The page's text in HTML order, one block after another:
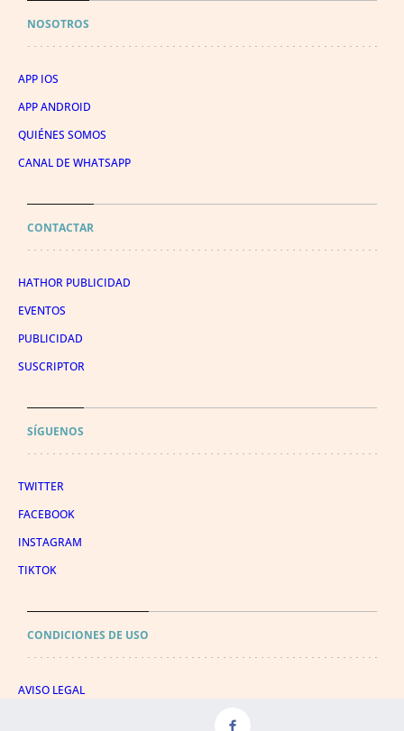
NOSOTROS
APP IOS
APP ANDROID
QUIÉNES SOMOS
CANAL DE WHATSAPP
CONTACTAR
HATHOR PUBLICIDAD
EVENTOS
PUBLICIDAD
SUSCRIPTOR
SÍGUENOS
TWITTER
FACEBOOK
INSTAGRAM
TIKTOK
CONDICIONES DE USO
AVISO LEGAL